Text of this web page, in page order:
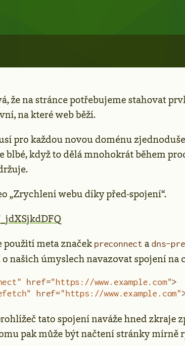
že na stránce potřebujeme stahovat
na které web běží.
pro každou novou doménu
blbé, když to dělá mnohokrát během
„Zrychlení webu díky před-spojení“.
meta značek preconnect a dns-
našich úmyslech navazovat spojení na
href="https://www.example.com">
href="https://www.example.com"
tato spojení naváže hned zkraje
pak může být načtení stránky mírně